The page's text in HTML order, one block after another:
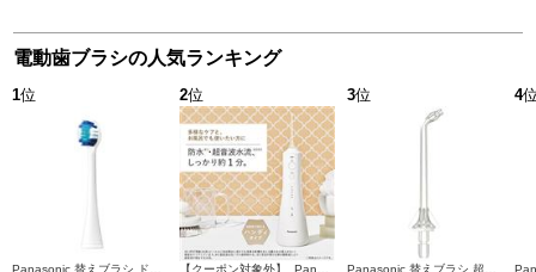
電動歯ブラシの人気ランキング
1位 2位 3位 4